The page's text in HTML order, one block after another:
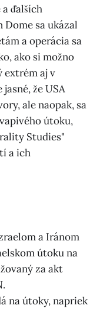
a ďalších
sa ukázal
a operácia sa
ako si možno
extrém aj v
že USA
ale naopak, sa
útoku,
Studies"
a ich
a Iránom
útoku na
za akt
na útoky, napriek